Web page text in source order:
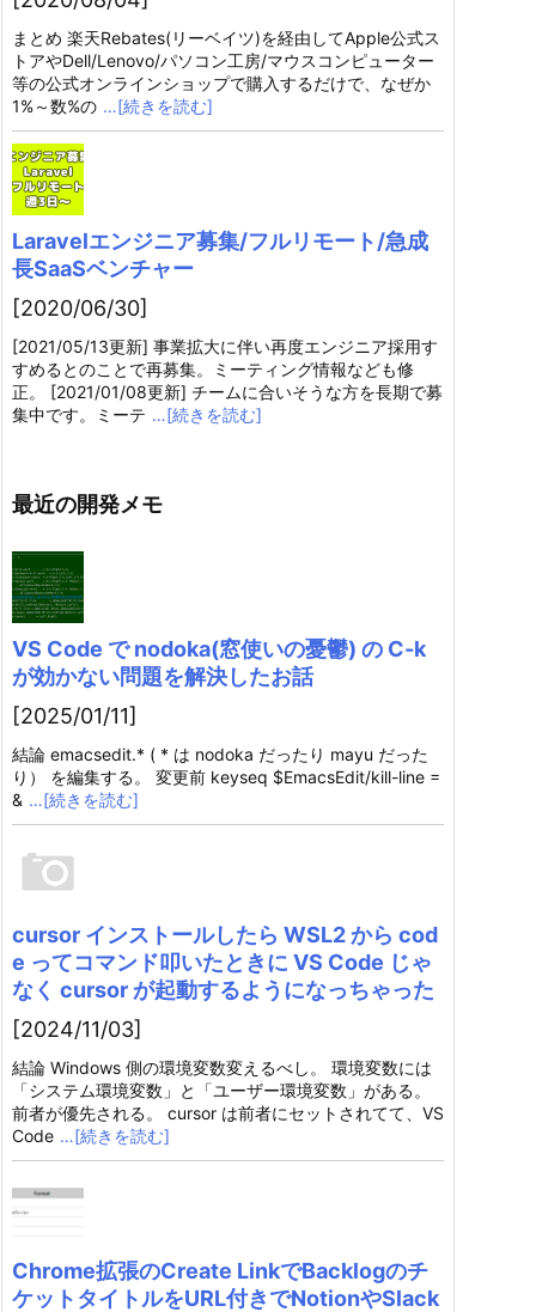
まとめ 楽天Rebates(リーベイツ)を経由してApple公式ス
トアやDell/Lenovo/パソコン工房/マウスコンピューター
等の公式オンラインショップで購入するだけで、なぜか
1%～数%の …[続きを読む]
Laravelエンジニア募集/フルリモート/急成
長SaaSベンチャー
[2020/06/30]
[2021/05/13更新] 事業拡大に伴い再度エンジニア採用す
すめるとのことで再募集。ミーティング情報なども修
正。 [2021/01/08更新] チームに合いそうな方を長期で募
集中です。ミーテ …[続きを読む]
最近の開発メモ
VS Code で nodoka(窓使いの憂鬱) の C-k
が効かない問題を解決したお話
[2025/01/11]
結論 emacsedit.* ( * は nodoka だったり mayu だった
り） を編集する。 変更前 keyseq $EmacsEdit/kill-line =
& …[続きを読む]
cursor インストールしたら WSL2 から cod
e ってコマンド叩いたときに VS Code じゃ
なく cursor が起動するようになっちゃった
[2024/11/03]
結論 Windows 側の環境変数変えるべし。 環境変数には
「システム環境変数」と「ユーザー環境変数」がある。
前者が優先される。 cursor は前者にセットされてて、VS
Code …[続きを読む]
Chrome拡張のCreate LinkでBacklogのチ
ケットタイトルをURL付きでNotionやSlack